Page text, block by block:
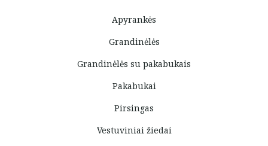
Apyrankės
Grandinėlės
Grandinėlės su pakabukais
Pakabukai
Pirsingas
Vestuviniai žiedai